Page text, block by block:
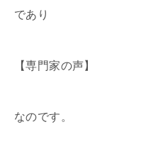
であり
【専門家の声】
なのです。